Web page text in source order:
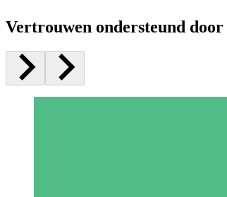
Vertrouwen ondersteund